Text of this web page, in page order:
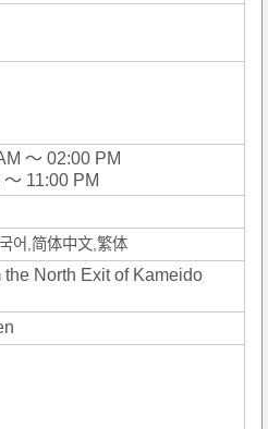
～ 02:00 PM
11:00 PM
어,简体中文,繁体
the North Exit of Kameido